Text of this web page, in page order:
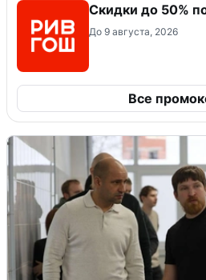
Скидки до 50%
До 9 августа, 2026
Все